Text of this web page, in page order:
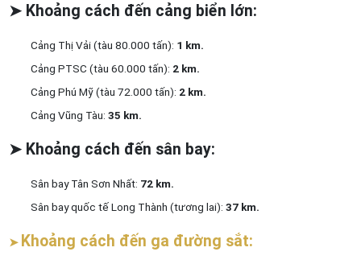
➤ Khoảng cách đến cảng biển lớn:
Cảng Thị Vải (tàu 80.000 tấn): 1 km.
Cảng PTSC (tàu 60.000 tấn): 2 km.
Cảng Phú Mỹ (tàu 72.000 tấn): 2 km.
Cảng Vũng Tàu: 35 km.
➤ Khoảng cách đến sân bay:
Sân bay Tân Sơn Nhất: 72 km.
Sân bay quốc tế Long Thành (tương lai): 37 km.
➤ Khoảng cách đến ga đường sắt: